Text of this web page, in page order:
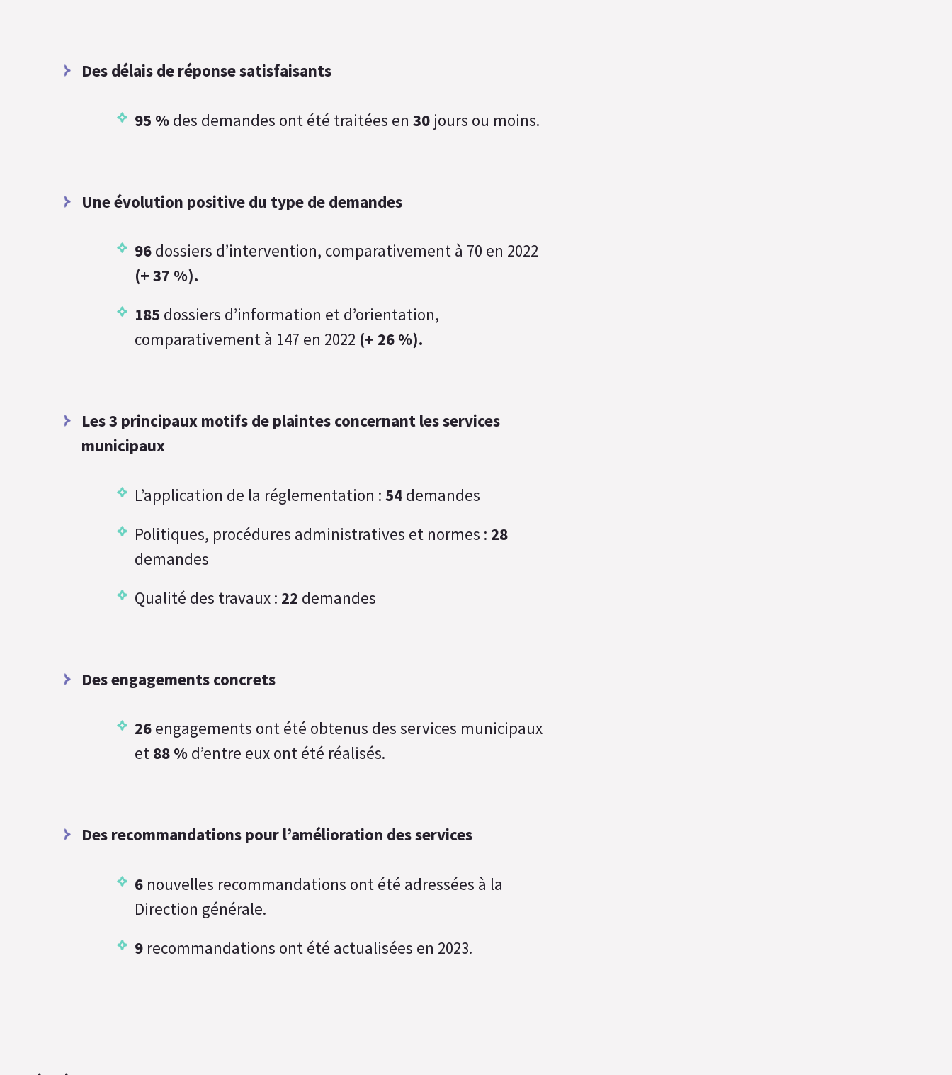
Des délais de réponse satisfaisants
95 % des demandes ont été traitées en 30 jours ou moins.
Une évolution positive du type de demandes
96 dossiers d’intervention, comparativement à 70 en 2022
(+ 37 %).
185 dossiers d’information et d’orientation,
comparativement à 147 en 2022 (+ 26 %).
Les 3 principaux motifs de plaintes concernant les services
municipaux
L’application de la réglementation : 54 demandes
Politiques, procédures administratives et normes : 28
demandes
Qualité des travaux : 22 demandes
Des engagements concrets
26 engagements ont été obtenus des services municipaux
et 88 % d’entre eux ont été réalisés.
Des recommandations pour l’amélioration des services
6 nouvelles recommandations ont été adressées à la
Direction générale.
9 recommandations ont été actualisées en 2023.